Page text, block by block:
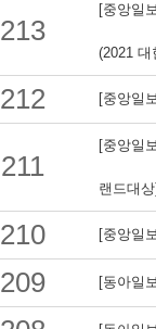
213
[중앙일
(2021 대
212 [중앙일
211
[중앙일
랜드대
210 [중앙일
209 [동아일